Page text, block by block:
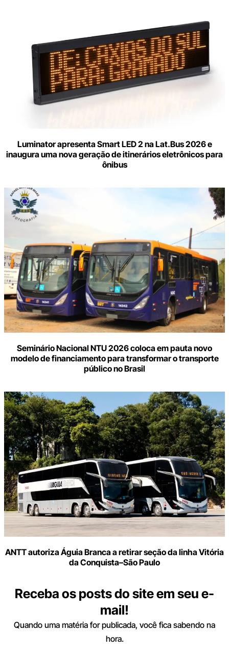
Luminator apresenta Smart LED 2 na Lat.Bus 2026 e
inaugura uma nova geração de itinerários eletrônicos para
ônibus
Seminário Nacional NTU 2026 coloca em pauta novo
modelo de financiamento para transformar o transporte
público no Brasil
ANTT autoriza Águia Branca a retirar seção da linha Vitória
da Conquista–São Paulo
Receba os posts do site em seu e-
mail!
Quando uma matéria for publicada, você fica sabendo na
hora.